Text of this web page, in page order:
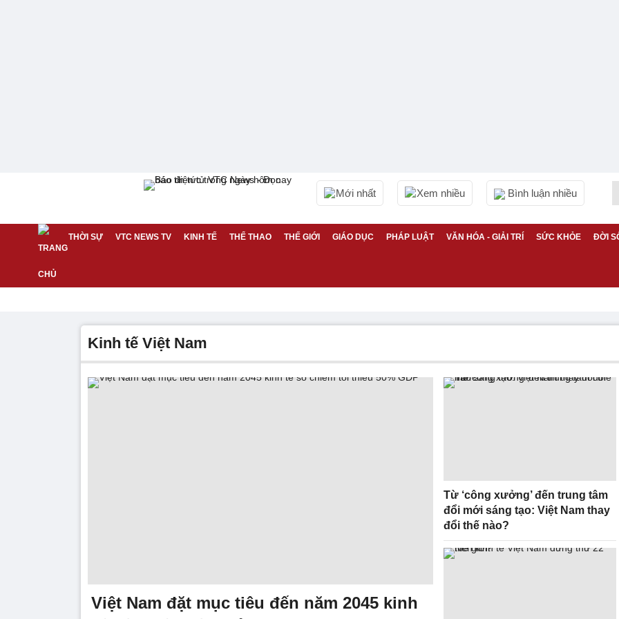
Mới nhất Xem nhiều Bình luận nhiều
THỜI SỰ VTC NEWS TV KINH TẾ THỂ THAO THẾ GIỚI GIÁO DỤC PHÁP LUẬT VĂN HÓA - GIẢI TRÍ SỨC KHỎE ĐỜI
kinh tế Việt Nam
Việt Nam đặt mục tiêu đến năm 2045 kinh
Từ ‘công xưởng’ đến trung tâm
đổi mới sáng tạo: Việt Nam thay
đổi thế nào?